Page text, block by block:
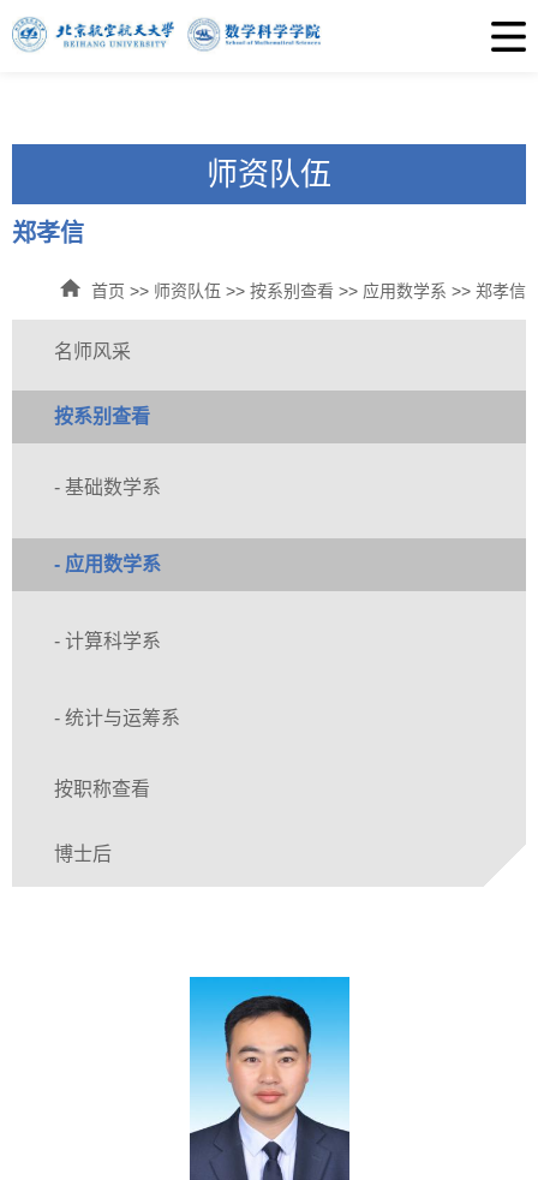
师资队伍
郑孝信
首页 >> 师资队伍 >> 按系别查看 >> 应用数学系 >> 郑孝信
名师风采
按系别查看
- 基础数学系
- 应用数学系
- 计算科学系
- 统计与运筹系
按职称查看
博士后